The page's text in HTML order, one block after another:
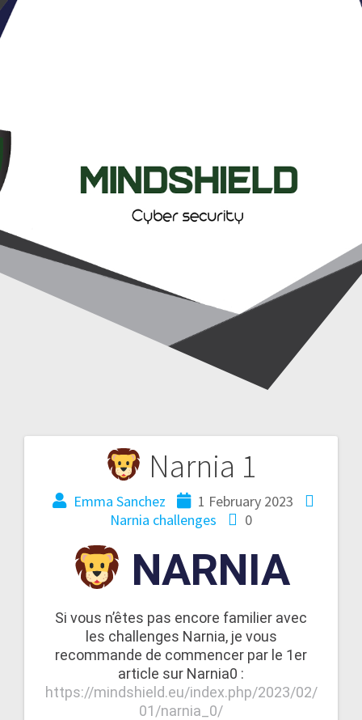
Narnia 1
Emma Sanchez
1 February 2023
Narnia challenges
0
NARNIA
Si vous n’êtes pas encore familier avec
les challenges Narnia, je vous
recommande de commencer par le 1er
article sur Narnia0 :
https://mindshield.eu/index.php/2023/02/
01/narnia_0/